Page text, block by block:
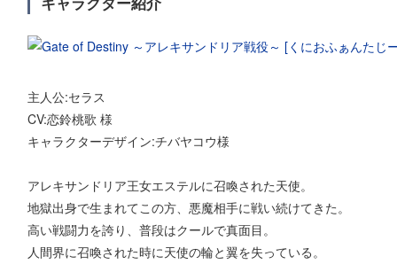
主人公:セラス
CV:恋鈴桃歌 様
キャラクターデザイン:チバヤコウ様
アレキサンドリア王女エステルに召喚された天使。
地獄出身で生まれてこの方、悪魔相手に戦い続けてきた。
高い戦闘力を誇り、普段はクールで真面目。
人間界に召喚された時に天使の輪と翼を失っている。